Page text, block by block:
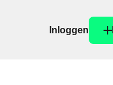
Inloggen